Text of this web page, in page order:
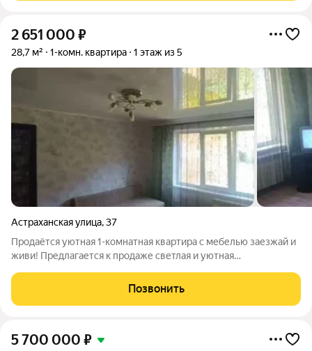
2 651 000 ₽
28,7 м² 1-комн. квартира 1 этаж из 5
Астраханская улица,37
Продаётся уютная 1-комнатная квартира с мебелью заезжай и
живи! Предлагается к продаже светлая и уютная
на комфортном первом этаже пятиэтажного дома. Квартира
находится в хорошем жилом
Позвонить
5 700 000 ₽